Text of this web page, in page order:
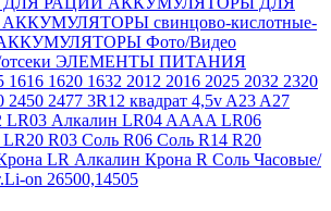
АККУМУЛЯТОРЫ свинцово-кислотные-
Фото/Видео
ЭЛЕМЕНТЫ ПИТАНИЯ
1616 1620 1632 2012 2016 2025 2032 2320
2450 2477 3R12 квадрат 4,5v A23 A27
LR03 Алкалин LR04 AAAA LR06
LR20 R03 Соль R06 Соль R14 R20
LR Алкалин Крона R Соль Часовые/
on 26500,14505